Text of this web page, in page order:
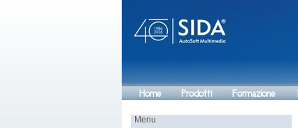
Home Prodotti Formazione
Menu